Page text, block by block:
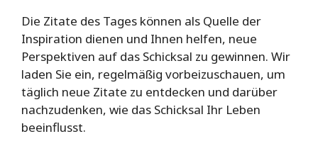
Die Zitate des Tages können als Quelle der
Inspiration dienen und Ihnen helfen, neue
Perspektiven auf das Schicksal zu gewinnen. Wir
laden Sie ein, regelmäßig vorbeizuschauen, um
täglich neue Zitate zu entdecken und darüber
nachzudenken, wie das Schicksal Ihr Leben
beeinflusst.